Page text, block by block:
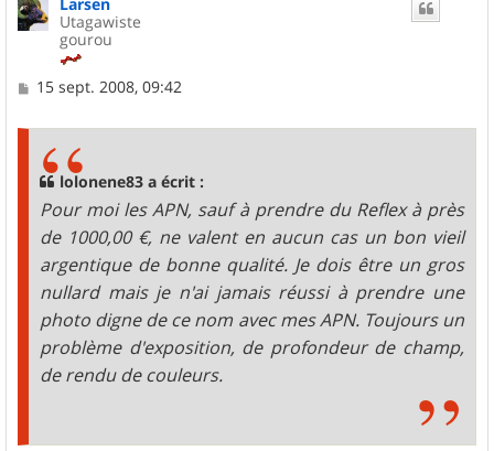
Utagawiste
gourou
M15 sept. 2008, 09:42
lolonene83 a écrit :
Pour moi les APN, sauf à prendre du Reflex à près
de 1000,00 €, ne valent en aucun cas un bon vieil
argentique de bonne qualité. Je dois être un gros
nullard mais je n'ai jamais réussi à prendre une
photo digne de ce nom avec mes APN. Toujours un
problème d'exposition, de profondeur de champ,
de rendu de couleurs.